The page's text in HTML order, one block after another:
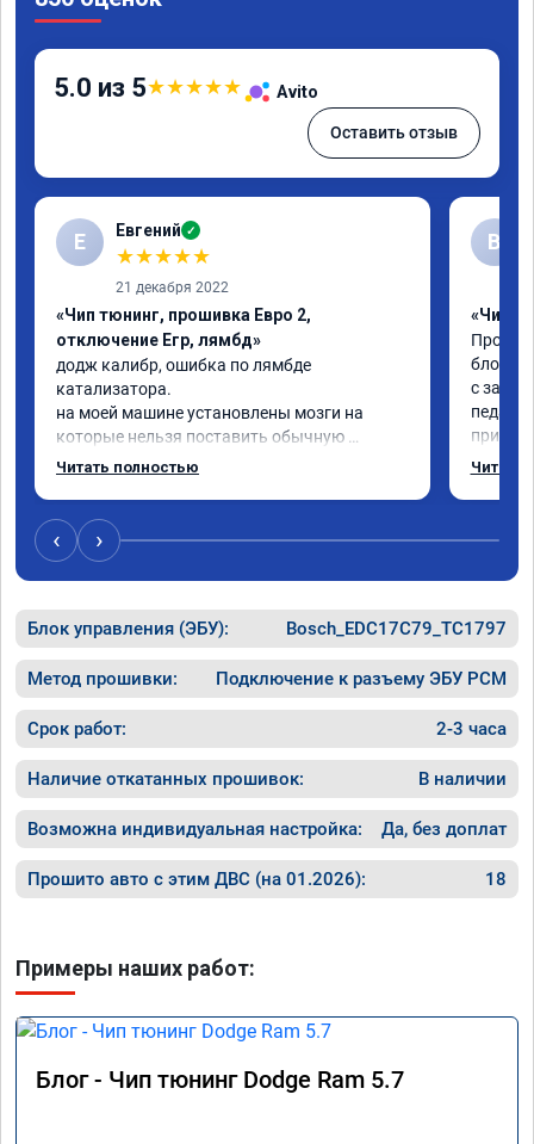
5.0 из 5★★★★★ Avito
Оставить отзыв
Е Евгений ✓
★★★★★
21 декабря 2022
«Чип тюнинг, прошивка Евро 2,
отключение Егр, лямбд»
додж калибр, ошибка по лямбде
катализатора.
на моей машине установлены мозги на
которые нельзя поставить обычную
прошивку под евро 2.
который изменил код, далее Даниил за 30
сек залил его в мозги.
проехал уже 100 км ошибка не появилась,
хотя раньше после сброса ошибке
выскакивал ошибка через 20км.
работой доволен.
Читать полностью
В
«Чип
с
педаль
всего
в
за 60,
он
По
Читать
‹ ›
Блок управления (ЭБУ): Bosch_EDC17C79_TC1797
Метод прошивки: Подключение к разъему ЭБУ PCM
Срок работ: 2-3 часа
Наличие откатанных прошивок: В наличии
Возможна индивидуальная настройка: Да, без доплат
Прошито авто с этим ДВС (на 01.2026): 18
Примеры наших работ:
Блог - Чип тюнинг Dodge Ram 5.7